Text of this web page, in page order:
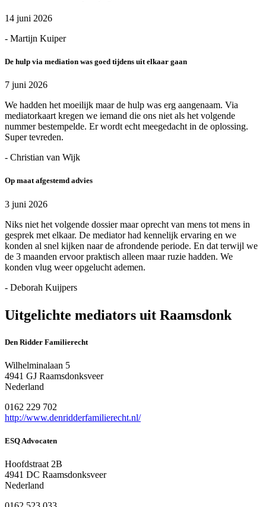
14 juni 2026
- Martijn Kuiper
De hulp via mediation was goed tijdens uit elkaar gaan
7 juni 2026
We hadden het moeilijk maar de hulp was erg aangenaam. Via
mediatorkaart kregen we iemand die ons niet als het volgende
nummer bestempelde. Er wordt echt meegedacht in de oplossing.
Super tevreden.
- Christian van Wijk
Op maat afgestemd advies
3 juni 2026
Niks niet het volgende dossier maar oprecht van mens tot mens in
gesprek met elkaar. De mediator had kennelijk ervaring en we
konden al snel kijken naar de afrondende periode. En dat terwijl we
de 3 maanden ervoor praktisch alleen maar ruzie hadden. We
konden vlug weer opgelucht ademen.
- Deborah Kuijpers
Uitgelichte mediators uit Raamsdonk
Den Ridder Familierecht
Wilhelminalaan 5
4941 GJ Raamsdonksveer
Nederland
0162 229 702
http://www.denridderfamilierecht.nl/
ESQ Advocaten
Hoofdstraat 2B
4941 DC Raamsdonksveer
Nederland